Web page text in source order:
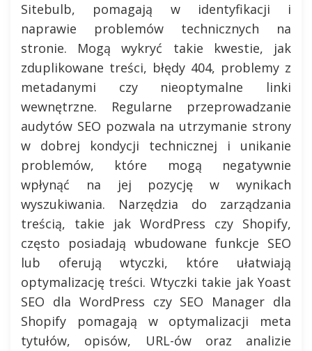
Sitebulb, pomagają w identyfikacji i
naprawie problemów technicznych na
stronie. Mogą wykryć takie kwestie, jak
zduplikowane treści, błędy 404, problemy z
metadanymi czy nieoptymalne linki
wewnętrzne. Regularne przeprowadzanie
audytów SEO pozwala na utrzymanie strony
w dobrej kondycji technicznej i unikanie
problemów, które mogą negatywnie
wpłynąć na jej pozycję w wynikach
wyszukiwania. Narzędzia do zarządzania
treścią, takie jak WordPress czy Shopify,
często posiadają wbudowane funkcje SEO
lub oferują wtyczki, które ułatwiają
optymalizację treści. Wtyczki takie jak Yoast
SEO dla WordPress czy SEO Manager dla
Shopify pomagają w optymalizacji meta
tytułów, opisów, URL-ów oraz analizie